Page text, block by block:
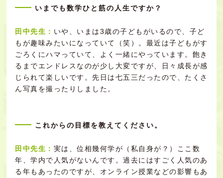
いまでも数学ひと筋の人生ですか？
田中先生： いや、いまは3歳の子どもがいるので、子ど
もが趣味みたいになっていて（笑）。最近は子どもがす
ごろくにハマっていて、よく一緒にやっています。飽き
るまでエンドレスなのが少し大変ですが、日々成長が感
じられて楽しいです。先日は七五三だったので、たくさ
ん写真を撮ったりしました。
これからの目標を教えてください。
田中先生： 実は、位相幾何学が（私自身が？）ここ数
年、学内で人気がないんです。過去にはすごく人気のあ
る年もあったのですが、オンライン授業などの影響もあ